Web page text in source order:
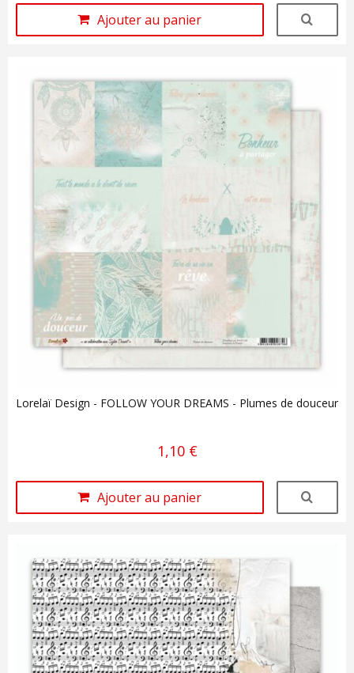
Ajouter au panier
Lorelaï Design - FOLLOW YOUR DREAMS - Plumes de douceur
1,10 €
Ajouter au panier